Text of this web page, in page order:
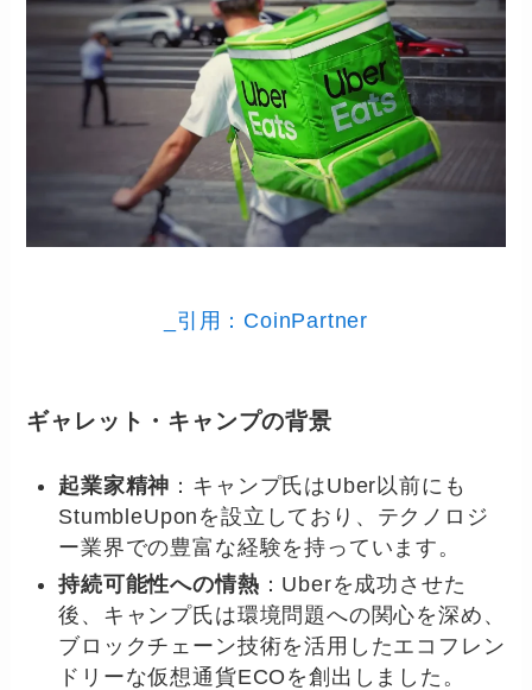
_引用：CoinPartner
ギャレット・キャンプの背景
起業家精神 ：キャンプ氏はUber以前にも
StumbleUponを設立しており、テクノロジ
ー業界での豊富な経験を持っています。
持続可能性への情熱 ：Uberを成功させた
後、キャンプ氏は環境問題への関心を深め、
ブロックチェーン技術を活用したエコフレン
ドリーな仮想通貨ECOを創出しました。